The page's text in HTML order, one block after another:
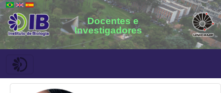
Docentes e
Investigadores